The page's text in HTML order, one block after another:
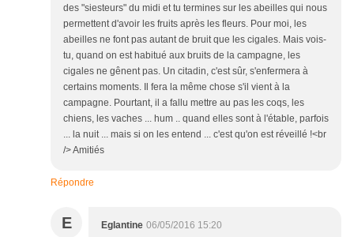
des "siesteurs" du midi et tu termines sur les abeilles qui nous
permettent d'avoir les fruits après les fleurs. Pour moi, les
abeilles ne font pas autant de bruit que les cigales. Mais vois-
tu, quand on est habitué aux bruits de la campagne, les
cigales ne gênent pas. Un citadin, c'est sûr, s'enfermera à
certains moments. Il fera la même chose s'il vient à la
campagne. Pourtant, il a fallu mettre au pas les coqs, les
chiens, les vaches ... hum .. quand elles sont à l'étable, parfois
... la nuit ... mais si on les entend ... c'est qu'on est réveillé !<br
/> Amitiés
Répondre
E Eglantine 06/05/2016 15:20